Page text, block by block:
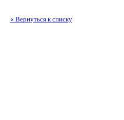
« Вернуться к списку